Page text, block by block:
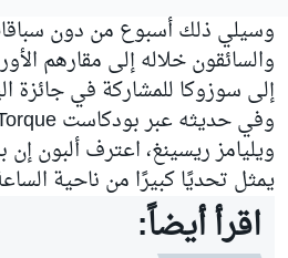
وسيلي ذلك أسبوع من دون
والسائقون خلاله إلى مقارهم
إلى سوزوكا للمشاركة في جائزة
ويليامز ريسينغ، اعترف ألبون
يمثل تحديًا كبيرًا من ناحية
اقرأ أيضاً: